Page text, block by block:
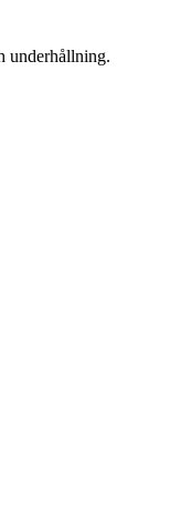
underhållning.